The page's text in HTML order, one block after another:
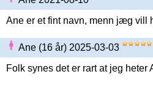
Ane er et fint navn, menn jæg vill
Ane (16 år) 2025-03-03
Folk synes det er rart at jeg heter